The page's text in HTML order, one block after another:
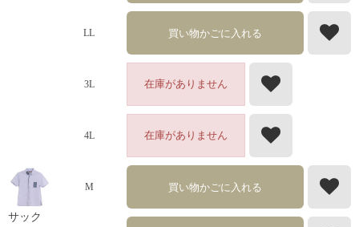
LL 買い物かごに入れる
3L 在庫がありません
4L 在庫がありません
サック
M 買い物かごに入れる